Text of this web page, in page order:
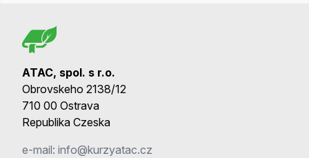
ATAC, spol. s r.o.
Obrovskeho 2138/12
710 00 Ostrava
Republika Czeska
e-mail: info@kurzyatac.cz